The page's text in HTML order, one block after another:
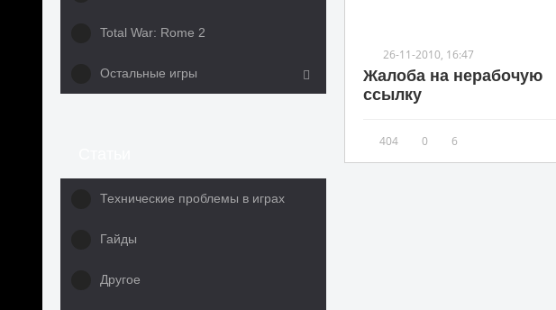
Total War: Rome 2
Остальные игры
Технические проблемы в играх
Гайды
Другое
26-11-2010, 16:47
Жалоба на нерабочую
ссылку
404 0 6